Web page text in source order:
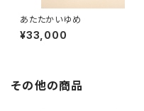
あたたかいゆめ
¥33,000
その他の商品